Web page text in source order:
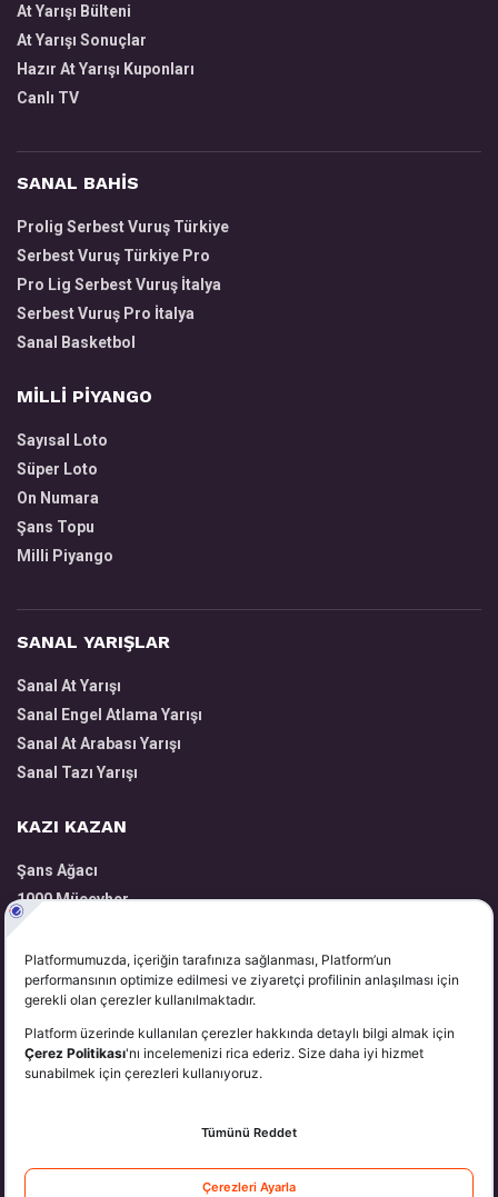
At Yarışı Bülteni
At Yarışı Sonuçlar
Hazır At Yarışı Kuponları
Canlı TV
SANAL BAHİS
Prolig Serbest Vuruş Türkiye
Serbest Vuruş Türkiye Pro
Pro Lig Serbest Vuruş İtalya
Serbest Vuruş Pro İtalya
Sanal Basketbol
MİLLİ PİYANGO
Sayısal Loto
Süper Loto
On Numara
Şans Topu
Milli Piyango
SANAL YARIŞLAR
Sanal At Yarışı
Sanal Engel Atlama Yarışı
Sanal At Arabası Yarışı
Sanal Tazı Yarışı
KAZI KAZAN
Şans Ağacı
1000 Mücevher
Volkanik Harita
Zengin Yatırımcı
Kazandıran Taşlar
YARDIM
Para Yatırma